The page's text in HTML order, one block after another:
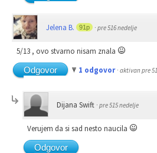
Jelena B. 91p · pre 516 nedelje
5/13 , ovo stvarno nisam znala
Odgovor
1 odgovor · aktivan pre
Dijana Swift · pre 515 nedelje
Verujem da si sad nesto naucila
Odgovor